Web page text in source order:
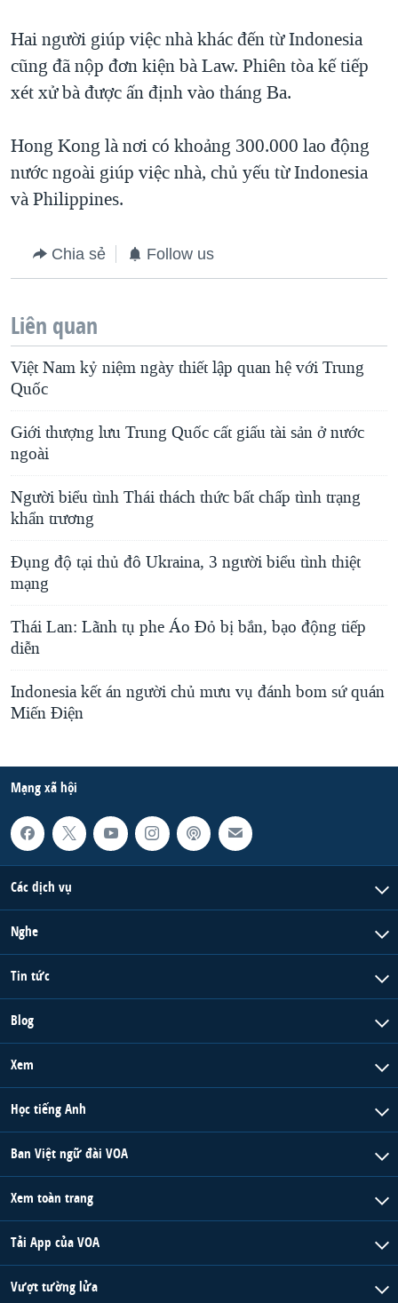
Hai người giúp việc nhà khác đến từ Indonesia
cũng đã nộp đơn kiện bà Law. Phiên tòa kế tiếp
xét xử bà được ấn định vào tháng Ba.
Hong Kong là nơi có khoảng 300.000 lao động
nước ngoài giúp việc nhà, chủ yếu từ Indonesia
và Philippines.
Chia sẻ Follow us
Liên quan
Việt Nam kỷ niệm ngày thiết lập quan hệ với Trung
Quốc
Giới thượng lưu Trung Quốc cất giấu tài sản ở nước
ngoài
Người biểu tình Thái thách thức bất chấp tình trạng
khẩn trương
Ðụng độ tại thủ đô Ukraina, 3 người biểu tình thiệt
mạng
Thái Lan: Lãnh tụ phe Áo Đỏ bị bắn, bạo động tiếp
diễn
Indonesia kết án người chủ mưu vụ đánh bom sứ quán
Miến Điện
Mạng xã hội
Các dịch vụ
Nghe
Tin tức
Blog
Xem
Học tiếng Anh
Ban Việt ngữ đài VOA
Xem toàn trang
Tải App của VOA
Vượt tường lửa